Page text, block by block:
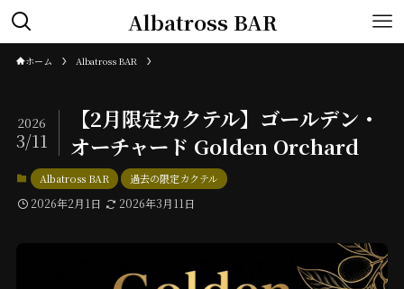
Albatross BAR
ホーム Albatross BAR
【2月限定カクテル】ゴールデン・
オーチャード Golden Orchard
2026
3/11
Albatross BAR 過去の限定カクテル
2026年2月1日 2026年3月11日